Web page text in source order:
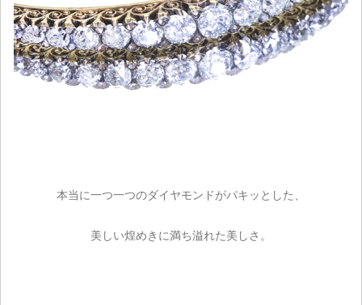
本当に一つ一つのダイヤモンドがパキッとした、
美しい煌めきに満ち溢れた美しさ。